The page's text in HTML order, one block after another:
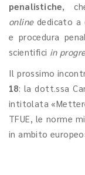
penalistiche,
online dedicato a
e procedura
scientifici in
Il prossimo
18: la dott.ssa
intitolata
TFUE, le norme
in ambito